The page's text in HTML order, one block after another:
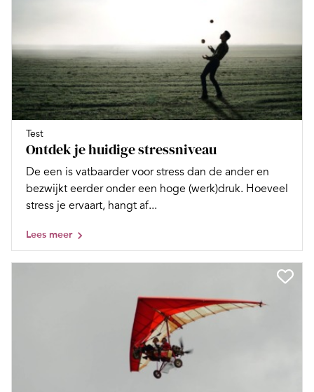
Test
Ontdek je huidige stressniveau
De een is vatbaarder voor stress dan de ander en
bezwijkt eerder onder een hoge (werk)druk. Hoeveel
stress je ervaart, hangt af...
Lees meer